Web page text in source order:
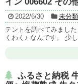
2022/6/30
未分類
テントを調べてみまし
くわく♪ なんです。 少
ふるさと納税